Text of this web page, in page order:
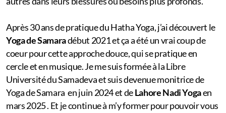
Après 30 ans de pratique du Hatha Yoga, j’ai découvert le
Yoga de Samaradébut 2021 et ça a été un vrai coup de
coeur pour cette approche douce, qui se pratique en
cercle et en musique. Je me suis formée à la Libre
Université du Samadeva et suis devenue monitrice de
Yoga de Samara en juin 2024 et deLahore Nadi Yogaen
mars 2025 . Et je continue à m’y former pour pouvoir vous